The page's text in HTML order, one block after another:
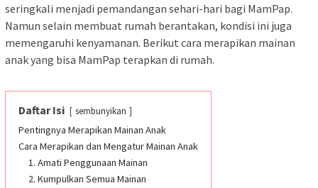
seringkali menjadi pemandangan sehari-hari bagi MamPap.
Namun selain membuat rumah berantakan, kondisi ini juga
memengaruhi kenyamanan. Berikut cara merapikan mainan
anak yang bisa MamPap terapkan di rumah.
Daftar Isi sembunyikan
Pentingnya Merapikan Mainan Anak
Cara Merapikan dan Mengatur Mainan Anak
1. Amati Penggunaan Mainan
2. Kumpulkan Semua Mainan